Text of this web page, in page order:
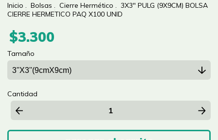
Inicio . Bolsas . Cierre Hermético . 3X3" PULG (9X9CM) BOLSA
CIERRE HERMETICO PAQ X100 UNID
$3.300
Tamaño
Cantidad